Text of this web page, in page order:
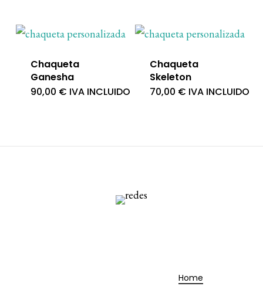
Chaqueta
Ganesha
90,00 € IVA INCLUIDO
Chaqueta
Skeleton
70,00 € IVA INCLUIDO
Home